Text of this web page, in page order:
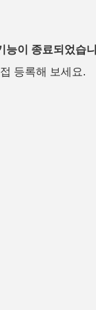
능이 종료되었습
등록해 보세요.